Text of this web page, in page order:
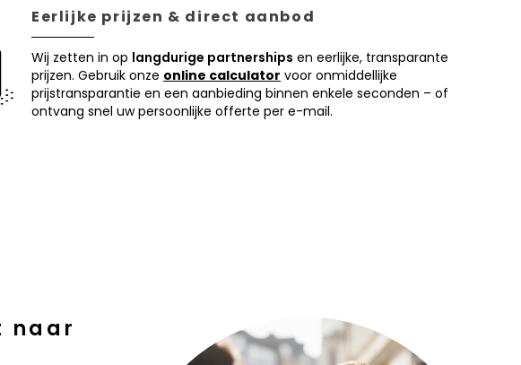
Eerlijke prijzen & direct aanbod
Wij zetten in op langdurige partnerships en eerlijke, transparante
prijzen. Gebruik onze online calculator voor onmiddellijke
prijstransparantie en een aanbieding binnen enkele seconden – of
ontvang snel uw persoonlijke offerte per e-mail.
naar